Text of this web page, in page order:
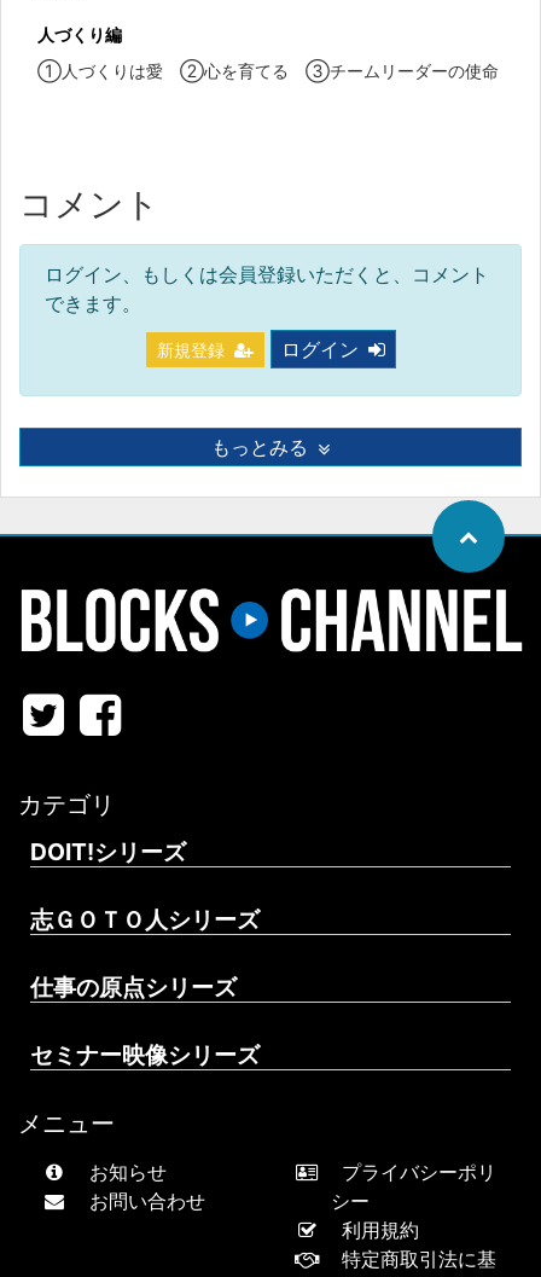
人づくり編
①人づくりは愛 ②心を育てる ③チームリーダーの使命
コメント
ログイン、もしくは会員登録いただくと、コメント
できます。
新規登録 ログイン
もっとみる
カテゴリ
DOIT!シリーズ
志ＧＯＴＯ人シリーズ
仕事の原点シリーズ
セミナー映像シリーズ
メニュー
お知らせ
お問い合わせ
プライバシーポリ
シー
利用規約
特定商取引法に基